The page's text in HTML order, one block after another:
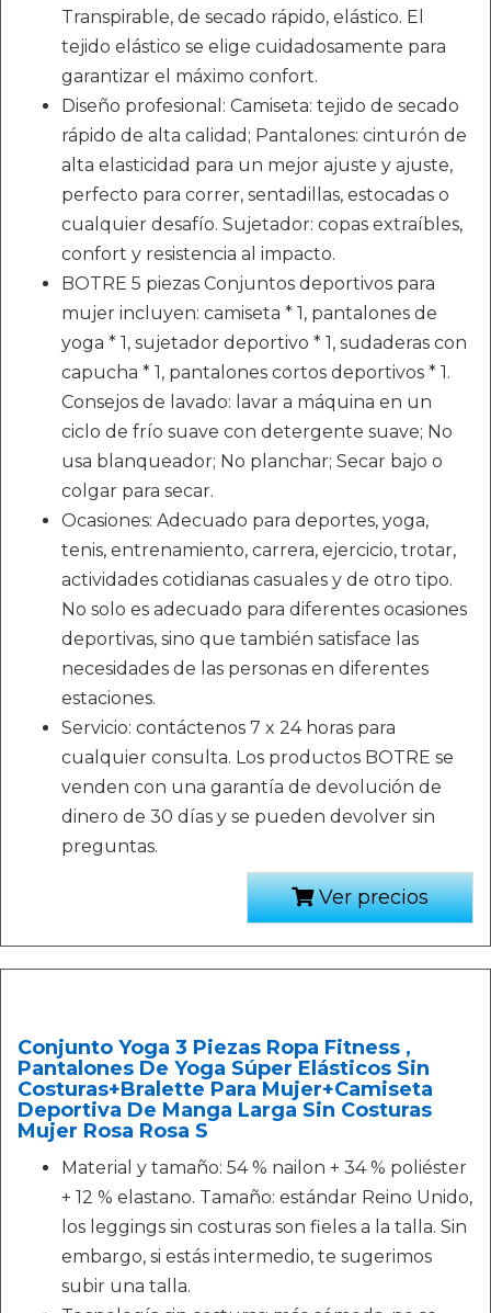
Transpirable, de secado rápido, elástico. El
tejido elástico se elige cuidadosamente para
garantizar el máximo confort.
Diseño profesional: Camiseta: tejido de secado
rápido de alta calidad; Pantalones: cinturón de
alta elasticidad para un mejor ajuste y ajuste,
perfecto para correr, sentadillas, estocadas o
cualquier desafío. Sujetador: copas extraíbles,
confort y resistencia al impacto.
BOTRE 5 piezas Conjuntos deportivos para
mujer incluyen: camiseta * 1, pantalones de
yoga * 1, sujetador deportivo * 1, sudaderas con
capucha * 1, pantalones cortos deportivos * 1.
Consejos de lavado: lavar a máquina en un
ciclo de frío suave con detergente suave; No
usa blanqueador; No planchar; Secar bajo o
colgar para secar.
Ocasiones: Adecuado para deportes, yoga,
tenis, entrenamiento, carrera, ejercicio, trotar,
actividades cotidianas casuales y de otro tipo.
No solo es adecuado para diferentes ocasiones
deportivas, sino que también satisface las
necesidades de las personas en diferentes
estaciones.
Servicio: contáctenos 7 x 24 horas para
cualquier consulta. Los productos BOTRE se
venden con una garantía de devolución de
dinero de 30 días y se pueden devolver sin
preguntas.
Ver precios
Conjunto Yoga 3 Piezas Ropa Fitness ,
Pantalones De Yoga Súper Elásticos Sin
Costuras+Bralette Para Mujer+Camiseta
Deportiva De Manga Larga Sin Costuras
Mujer Rosa Rosa S
Material y tamaño: 54 % nailon + 34 % poliéster
+ 12 % elastano. Tamaño: estándar Reino Unido,
los leggings sin costuras son fieles a la talla. Sin
embargo, si estás intermedio, te sugerimos
subir una talla.